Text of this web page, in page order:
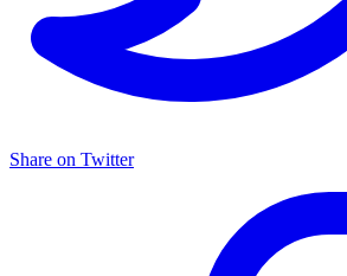
Share on Twitter